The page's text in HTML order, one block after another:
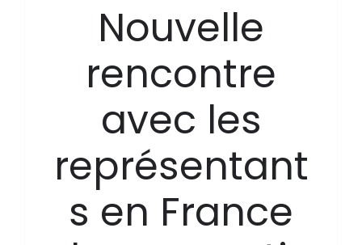
Nouvelle
rencontre
avec les
représentant
s en France